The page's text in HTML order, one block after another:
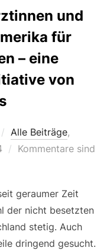
und
für
– eine
von
Alle Beiträge,
Kommentare sind
geraumer Zeit
der nicht besetzten
stetig. Auch
dringend gesucht.